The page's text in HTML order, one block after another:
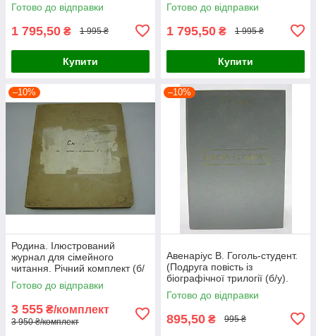
Готово до відправки
1 795,50 ₴ 1 995 ₴
Купити
Готово до відправки
1 795,50 ₴ 1 995 ₴
Купити
–10%
Родина. Ілюстрований
журнал для сімейного
читання. Річний комплект (б/
у).
Готово до відправки
3 555 ₴/комплект
3 950 ₴/комплект
–10%
Авенаріус В. Гоголь-студент.
(Подруга повість із
біографічної трилогії (б/у).
Готово до відправки
895,50 ₴ 995 ₴